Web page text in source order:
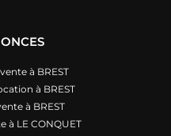
à BREST
à BREST
à BREST
à LE CONQUET